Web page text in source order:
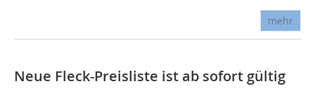
mehr
Neue Fleck-Preisliste ist ab sofort gültig